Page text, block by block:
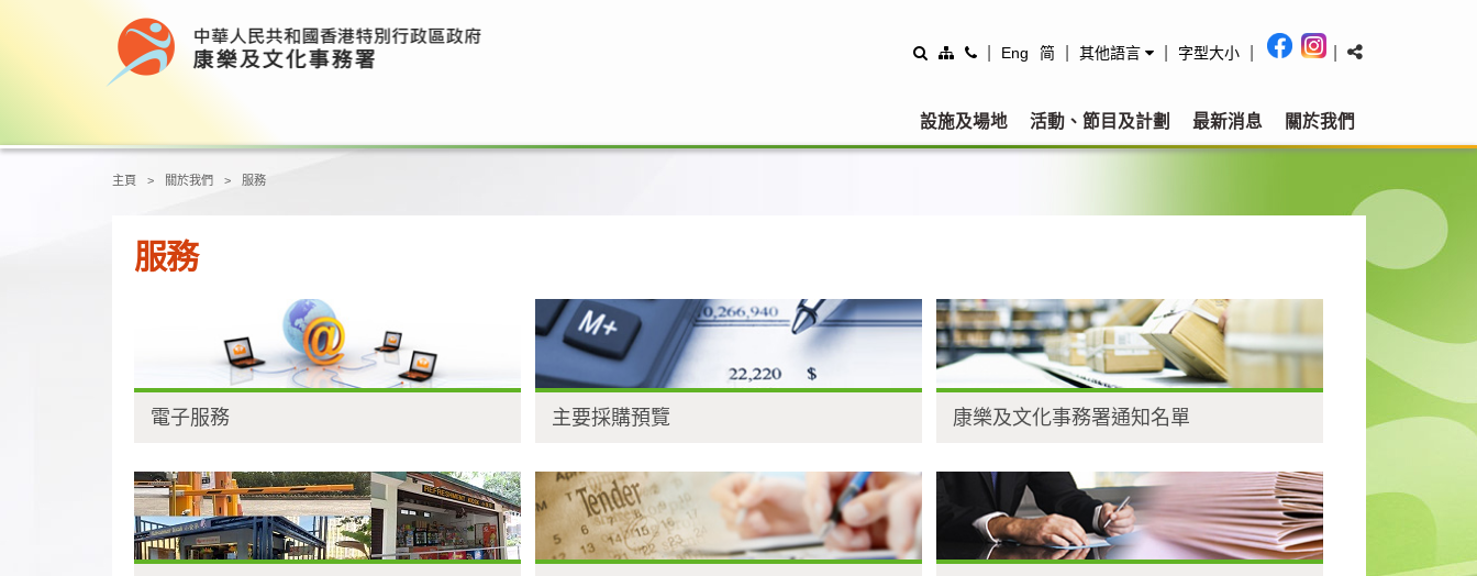
Eng 简 其他語言 字型大小
設施及場地 活動、節目及計劃 最新消息 關於我們
Main content start
主頁 關於我們 服務
服務
電子服務 主要採購預覽 康樂及文化事務署通知名單